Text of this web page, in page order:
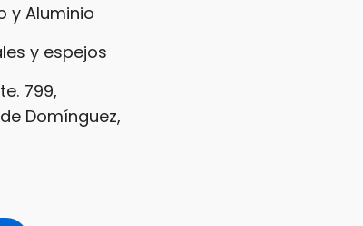
y Aluminio
y espejos
799,
Domínguez,